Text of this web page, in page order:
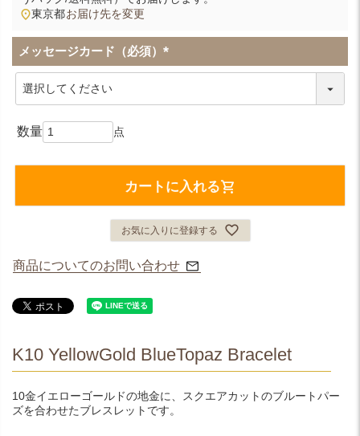
東京都お届け先を変更
メッセージカード（必須）
(
カートに入れる
お気に入りに登録する
商品についてのお問い合わせ
K10 YellowGold BlueTopaz Bracelet
10金イエローゴールドの地金に、スクエアカットのブルートパー
ズを合わせたブレスレットです。